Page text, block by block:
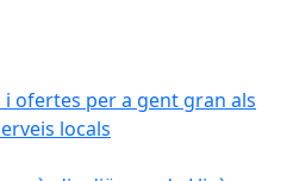
i ofertes per a gent gran als
locals